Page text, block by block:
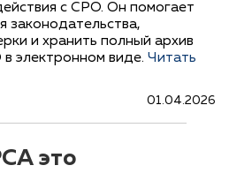
с СРО. Он помогает
законодательства,
и хранить полный архив
электронном виде. Читать
01.04.2026
это